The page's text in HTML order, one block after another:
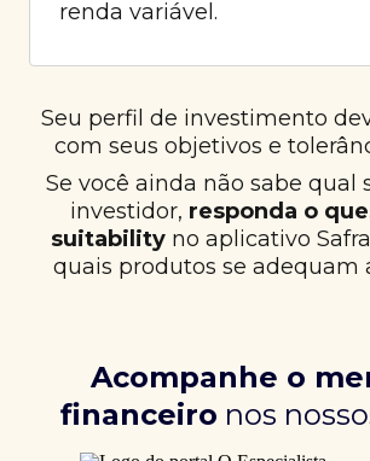
renda variável.
Seu perfil de investimento
com seus objetivos e
Se você ainda não sabe qual
investidor, responda o
suitabilityno aplicativo
quais produtos se adequam
Acompanhe o
financeiro nos